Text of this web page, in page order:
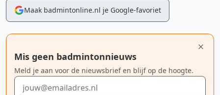
Maak badmintonline.nl je Google-favoriet
Mis geen badmintonnieuws
Meld je aan voor de nieuwsbrief en blijf op de hoogte.
E-mailadres